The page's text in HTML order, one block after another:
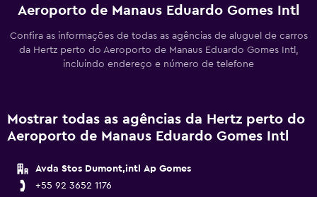
Aeroporto de Manaus Eduardo Gomes Intl
Confira as informações de todas as agências de aluguel de carros
da Hertz perto do Aeroporto de Manaus Eduardo Gomes Intl,
incluindo endereço e número de telefone
Mostrar todas as agências da Hertz perto do
Aeroporto de Manaus Eduardo Gomes Intl
Avda Stos Dumont,intl Ap Gomes
+55 92 3652 1176